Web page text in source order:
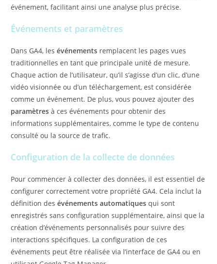
événement, facilitant ainsi une analyse plus précise.
Événements et paramètres
Dans GA4, lesévénements remplacent les pages vues
traditionnelles en tant que principale unité de mesure.
Chaque action de l’utilisateur, qu’il s’agisse d’un clic, d’une
vidéo visionnée ou d’un téléchargement, est considérée
comme un événement. De plus, vous pouvez ajouter des
paramètres à ces événements pour obtenir des
informations supplémentaires, comme le type de contenu
consulté ou la source de trafic.
Configuration de la collecte de données
Pour commencer à collecter des données, il est essentiel de
configurer correctement votre propriété GA4. Cela inclut la
définition desévénements automatiques qui sont
enregistrés sans configuration supplémentaire, ainsi que la
création d’événements personnalisés pour suivre des
interactions spécifiques. La configuration de ces
événements peut être réalisée via l’interface de GA4 ou en